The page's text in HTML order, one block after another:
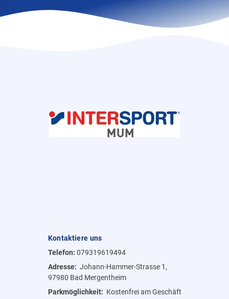
Kontaktiere uns
Telefon: 079319619494
Adresse: Johann-Hammer-Strasse 1,
97980 Bad Mergentheim
Parkmöglichkeit: Kostenfrei am Geschäft